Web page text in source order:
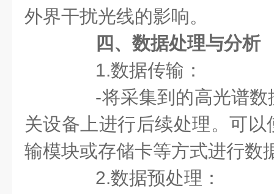
外界干扰光线的影响。
四、数据处理与分析
1.数据传输：
-将采集到的高光谱数
关设备上进行后续处理。可
输模块或存储卡等方式进行数
2.数据预处理：